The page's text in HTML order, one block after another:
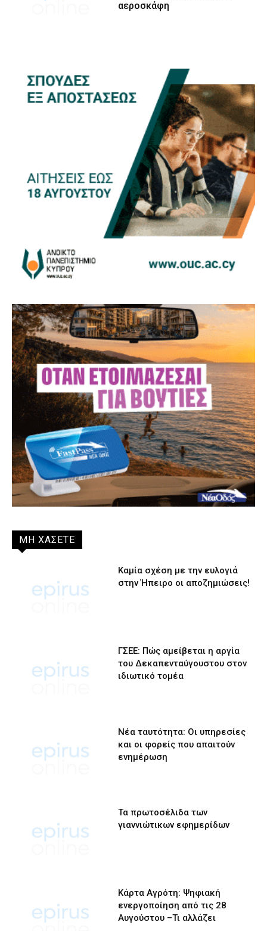
αεροσκάφη
ΜΗ ΧΑΣΕΤΕ
Καμία σχέση με την ευλογιά
στην Ήπειρο οι αποζημιώσεις!
ΓΣΕΕ: Πώς αμείβεται η αργία
του Δεκαπενταύγουστου στον
ιδιωτικό τομέα
Νέα ταυτότητα: Οι υπηρεσίες
και οι φορείς που απαιτούν
ενημέρωση
Τα πρωτοσέλιδα των
γιαννιώτικων εφημερίδων
Κάρτα Αγρότη: Ψηφιακή
ενεργοποίηση από τις 28
Αυγούστου –Τι αλλάζει